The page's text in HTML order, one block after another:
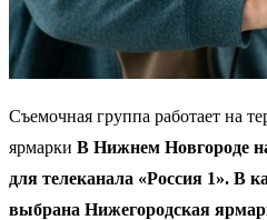
Съемочная группа работает на
ярмарки В Нижнем Новгороде
для телеканала «Россия 1». В
выбрана Нижегородская